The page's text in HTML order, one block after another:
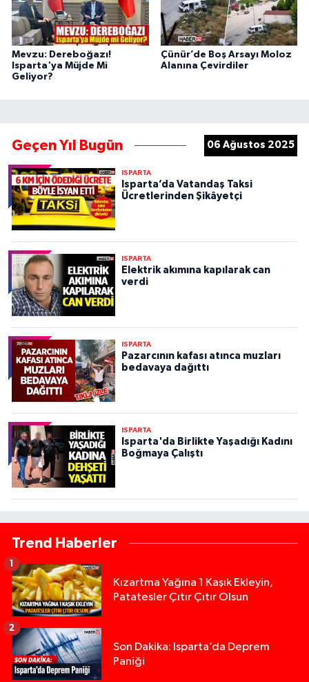
Mevzu: Dereboğazı!
Isparta'ya Müjde Mi
Geliyor?
Çünür’de Boş Arsayı Moloz
Alanına Çevirdiler
Geçen Yıl Bugün 06 Ağustos 2025
ISPARTA
Isparta’da Vatandaş Taksi
Ücretlerinden Şikâyetçi
ISPARTA
Elektrik akımına kapılarak can
verdi
ISPARTA
Pazarcının kafası atınca muzları
bedavaya dağıttı
ISPARTA
Isparta'da Birlikte Yaşadığı Kadını
Boğmaya Çalıştı
Trend Haberler
Kızartma Yağına 1 Kaşık Ekleyin,
Patatesler Çıtır Çıtır Olsun
1
Son Dakika: Isparta’da Deprem
Paniği
2